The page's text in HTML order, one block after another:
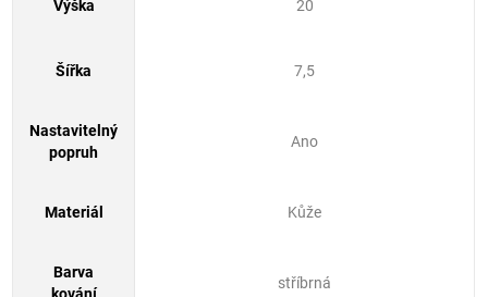
Výška 20
Šířka 7,5
Nastavitelný
popruh
Ano
Materiál Kůže
Barva
stříbrná